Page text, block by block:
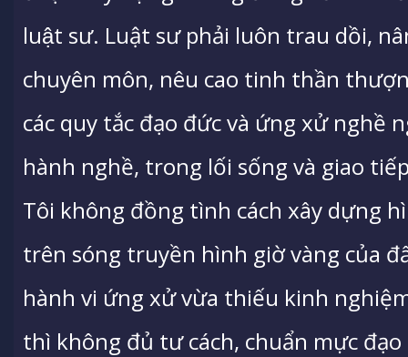
luật sư. Luật sư phải luôn trau dồi,
chuyên môn, nêu cao tinh thần
các quy tắc đạo đức và ứng xử nghề
hành nghề, trong lối sống và giao
Tôi không đồng tình cách xây dựng
trên sóng truyền hình giờ vàng của
hành vi ứng xử vừa thiếu kinh
thì không đủ tư cách, chuẩn mực